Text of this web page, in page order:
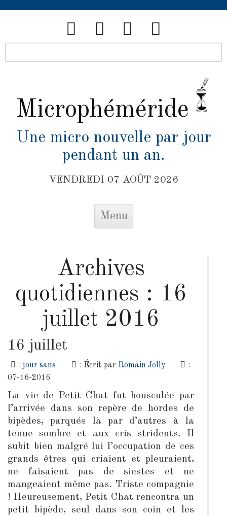
Microphéméride
Une micro nouvelle par jour
pendant un an.
VENDREDI 07 AOÛT 2026
Menu
Archives
quotidiennes : 16
juillet 2016
16 juillet
:jour sans : Écrit par Romain Jolly
:
07-16-2016
La vie de Petit Chat fut bousculée par
l’arrivée dans son repère de hordes de
bipèdes, parqués là par d’autres à la
tenue sombre et aux cris stridents. Il
subit bien malgré lui l’occupation de ces
grands êtres qui criaient et pleuraient,
ne faisaient pas de siestes et ne
mangeaient même pas. Triste compagnie
! Heureusement, Petit Chat rencontra un
petit bipède, seul dans son coin et les